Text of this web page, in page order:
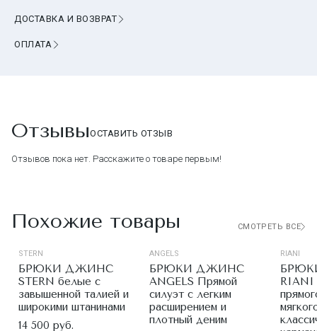
ДОСТАВКА И ВОЗВРАТ
ОПЛАТА
ОтзывыОСТАВИТЬ ОТЗЫВ
Отзывов пока нет. Расскажите о товаре первым!
Похожие товары СМОТРЕТЬ ВСЕ
STERN
БРЮКИ ДЖИНС
STERN белые с
завышенной талией и
широкими штанинами
14 500 руб.
ANGELS
БРЮКИ ДЖИНС
ANGELS Прямой
силуэт с легким
расширением и
плотный деним
RIANI
RIANI